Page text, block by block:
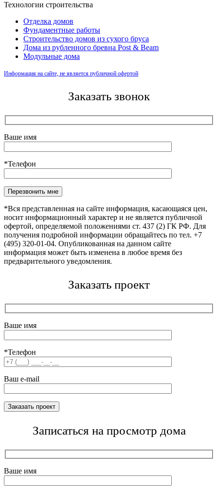
Технологии строительства
Отделка домов
Фундаментные работы
Строительство домов из сухого бруса
Дома из рубленного бревна Post & Beam
Модульные дома
Информация на сайте, не является публичной офертой
Заказать звонок
Ваше имя
*Телефон
Оставьте это поле пустым.
*Вся представленная на сайте информация, касающаяся цен,
носит информационный характер и не является публичной
офертой, определяемой положениями ст. 437 (2) ГК РФ. Для
получения подробной информации обращайтесь по тел. +7
(495) 320-01-04. Опубликованная на данном сайте
информация может быть изменена в любое время без
предварительного уведомления.
Заказать проект
Ваше имя
*Телефон
Ваш e-mail
Записаться на просмотр дома
Ваше имя